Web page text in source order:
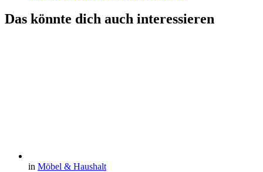
Das könnte dich auch interessieren
in Möbel & Haushalt